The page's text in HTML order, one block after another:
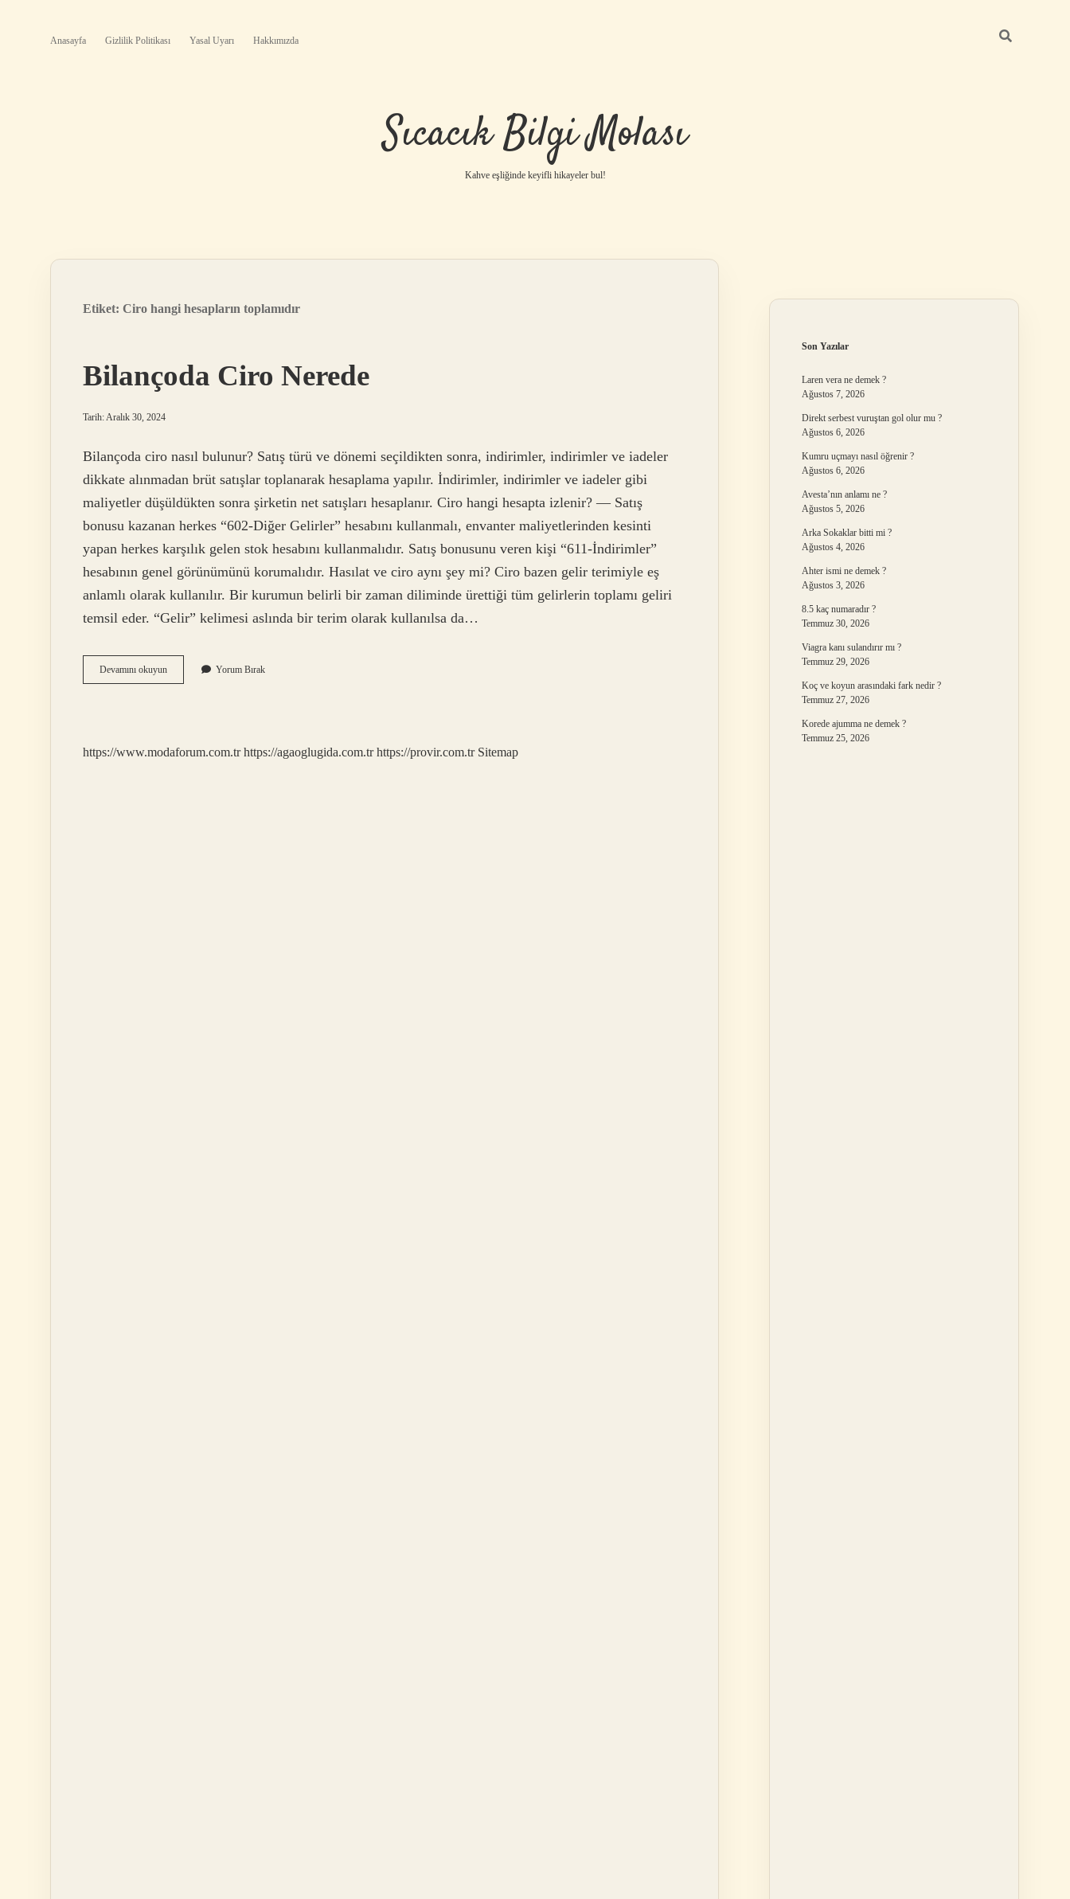
Anasayfa Gizlilik Politikası Yasal Uyarı Hakkımızda
Sıcacık Bilgi Molası
Kahve eşliğinde keyifli hikayeler bul!
Etiket: Ciro hangi hesapların toplamıdır
Bilançoda Ciro Nerede
Tarih: Aralık 30, 2024
Bilançoda ciro nasıl bulunur? Satış türü ve dönemi seçildikten sonra, indirimler, indirimler ve iadeler
dikkate alınmadan brüt satışlar toplanarak hesaplama yapılır. İndirimler, indirimler ve iadeler gibi
maliyetler düşüldükten sonra şirketin net satışları hesaplanır. Ciro hangi hesapta izlenir? — Satış
bonusu kazanan herkes “602-Diğer Gelirler” hesabını kullanmalı, envanter maliyetlerinden kesinti
yapan herkes karşılık gelen stok hesabını kullanmalıdır. Satış bonusunu veren kişi “611-İndirimler”
hesabının genel görünümünü korumalıdır. Hasılat ve ciro aynı şey mi? Ciro bazen gelir terimiyle eş
anlamlı olarak kullanılır. Bir kurumun belirli bir zaman diliminde ürettiği tüm gelirlerin toplamı geliri
temsil eder. “Gelir” kelimesi aslında bir terim olarak kullanılsa da…
Devamını okuyunBilançoda
Ciro
Yorum Bırak
https://www.modaforum.com.tr https://agaoglugida.com.tr https://provir.com.tr Sitemap
Son Yazılar
Laren vera ne demek ?
Ağustos 7, 2026
Direkt serbest vuruştan gol olur mu ?
Ağustos 6, 2026
Kumru uçmayı nasıl öğrenir ?
Ağustos 6, 2026
Avesta’nın anlamı ne ?
Ağustos 5, 2026
Arka Sokaklar bitti mi ?
Ağustos 4, 2026
Ahter ismi ne demek ?
Ağustos 3, 2026
8.5 kaç numaradır ?
Temmuz 30, 2026
Viagra kanı sulandırır mı ?
Temmuz 29, 2026
Koç ve koyun arasındaki fark nedir ?
Temmuz 27, 2026
Korede ajumma ne demek ?
Temmuz 25, 2026